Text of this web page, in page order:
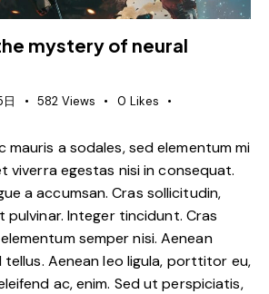
mystery of neural
582 Views 0 Likes
mauris a sodales, sed elementum mi
viverra egestas nisi in consequat.
a accumsan. Cras sollicitudin,
pulvinar. Integer tincidunt. Cras
semper nisi. Aenean
Aenean leo ligula, porttitor eu,
ac, enim. Sed ut perspiciatis,